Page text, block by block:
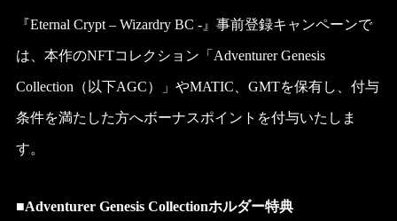
『Eternal Crypt – Wizardry BC -』事前登録キャンペーンで
は、本作のNFTコレクション「Adventurer Genesis
Collection（以下AGC）」やMATIC、GMTを保有し、付与
条件を満たした方へボーナスポイントを付与いたしま
す。
■Adventurer Genesis Collectionホルダー特典